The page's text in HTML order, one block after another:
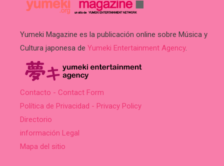
Yumeki Magazine es la publicación online sobre Música y
Cultura japonesa de Yumeki Entertainment Agency.
Contacto - Contact Form
Política de Privacidad - Privacy Policy
Directorio
información Legal
Mapa del sitio